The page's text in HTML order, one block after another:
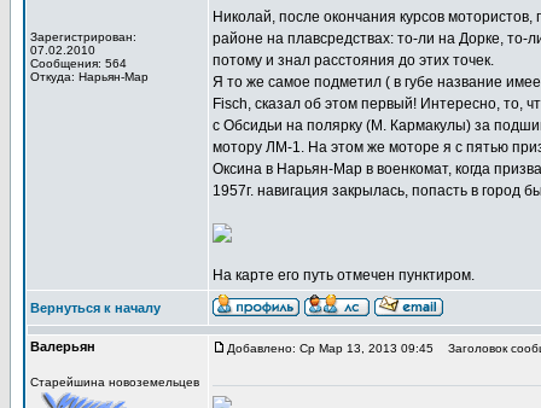
Зарегистрирован:
07.02.2010
Сообщения: 564
Откуда: Нарьян-Мар
Николай, после окончания курсов мотористов,
районе на плавсредствах: то-ли на Дорке, то-
потому и знал расстояния до этих точек.
Я то же самое подметил ( в губе название
Fisch, сказал об этом первый! Интересно, то,
с Обсидьи на полярку (М. Кармакулы) за
мотору ЛМ-1. На этом же моторе я с пятью
Оксина в Нарьян-Мар в военкомат, когда
1957г. навигация закрылась, попасть в город
На карте его путь отмечен пунктиром.
Вернуться к началу
Валерьян
Старейшина новоземельцев
Добавлено: Ср Мар 13, 2013 09:45 Заголовок